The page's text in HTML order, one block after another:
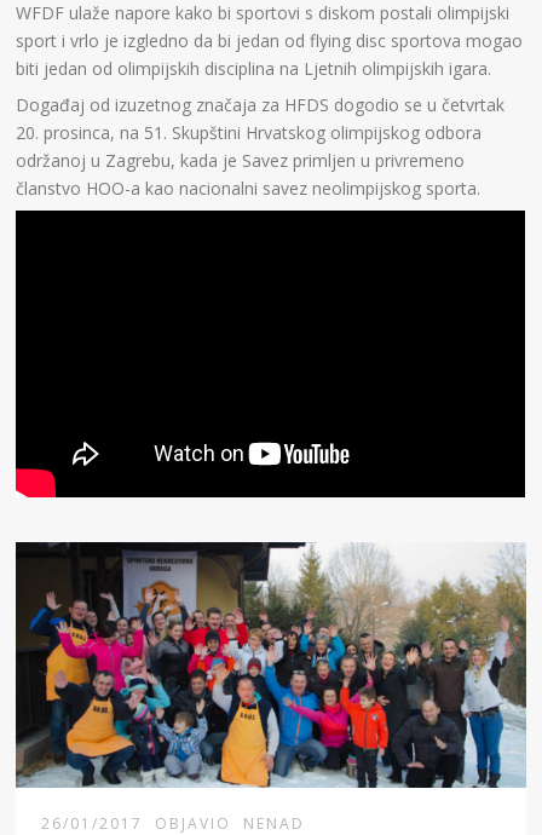
WFDF ulaže napore kako bi sportovi s diskom postali olimpijski
sport i vrlo je izgledno da bi jedan od flying disc sportova mogao
biti jedan od olimpijskih disciplina na Ljetnih olimpijskih igara.
Događaj od izuzetnog značaja za HFDS dogodio se u četvrtak
20. prosinca, na 51. Skupštini Hrvatskog olimpijskog odbora
održanoj u Zagrebu, kada je Savez primljen u privremeno
članstvo HOO-a kao nacionalni savez neolimpijskog sporta.
26/01/2017 OBJAVIO NENAD